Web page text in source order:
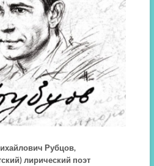
Рубцов,
лирический поэт